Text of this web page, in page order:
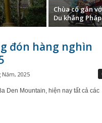
Chùa cổ gắn
Du kháng
đón hàng nghìn
Năm, 2025
Den Mountain, hiện nay tất cả các